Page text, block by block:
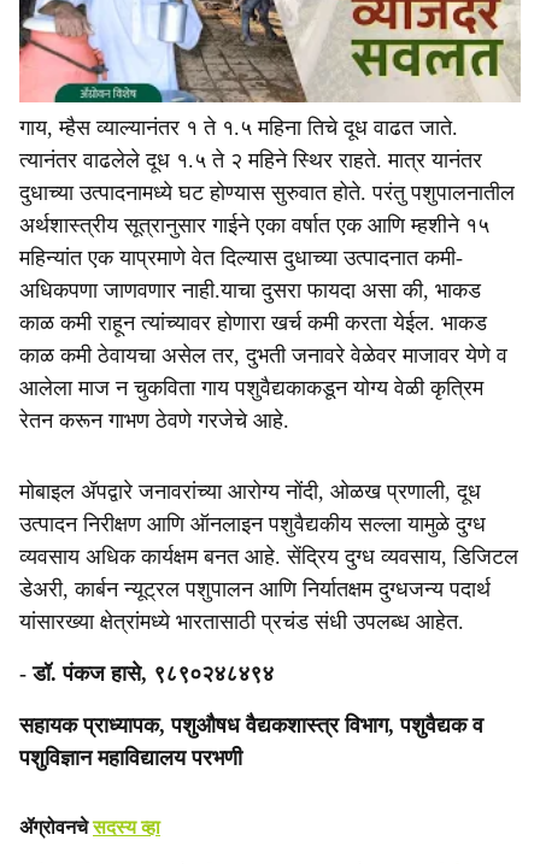
गाय, म्हैस व्याल्यानंतर १ ते १.५ महिना तिचे दूध वाढत जाते.
त्यानंतर वाढलेले दूध १.५ ते २ महिने स्थिर राहते. मात्र यानंतर
दुधाच्या उत्पादनामध्ये घट होण्यास सुरुवात होते. परंतु पशुपालनातील
अर्थशास्त्रीय सूत्रानुसार गाईने एका वर्षात एक आणि म्हशीने १५
महिन्यांत एक याप्रमाणे वेत दिल्यास दुधाच्या उत्पाद‌नात कमी-
अधिकपणा जाणवणार नाही.याचा दुसरा फायदा असा की, भाकड
काळ कमी राहून त्यांच्यावर होणारा खर्च कमी करता येईल. भाकड
काळ कमी ठेवायचा असेल तर, दुभती जनावरे वेळेवर माजावर येणे व
आलेला माज न चुकविता गाय पशुवैद्यकाकडून योग्य वेळी कृत्रिम
रेतन करून गाभण ठेवणे गरजेचे आहे.
मोबाइल ॲपद्वारे जनावरांच्या आरोग्य नोंदी, ओळख प्रणाली, दूध
उत्पादन निरीक्षण आणि ऑनलाइन पशुवैद्यकीय सल्ला यामुळे दुग्ध
व्यवसाय अधिक कार्यक्षम बनत आहे. सेंद्रिय दुग्ध व्यवसाय, डिजिटल
डेअरी, कार्बन न्यूट्रल पशुपालन आणि निर्यातक्षम दुग्धजन्य पदार्थ
यांसारख्या क्षेत्रांमध्ये भारतासाठी प्रचंड संधी उपलब्ध आहेत.
- डॉ. पंकज हासे, ९८९०२४८४९४
सहायक प्राध्यापक, पशुऔषध वैद्यकशास्त्र विभाग, पशुवैद्यक व
पशुविज्ञान महाविद्यालय परभणी
ॲग्रोवनचेसदस्य व्हा